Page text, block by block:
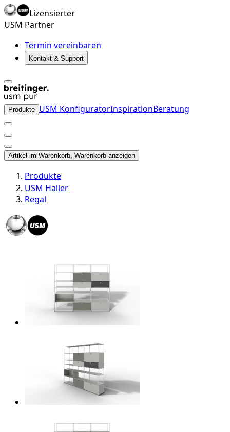
Lizensierter
USM Partner
Termin vereinbaren
Kontakt & Support
Produkte USM KonfiguratorInspirationBeratung
Artikel im Warenkorb, Warenkorb anzeigen
Produkte
USM Haller
Regal